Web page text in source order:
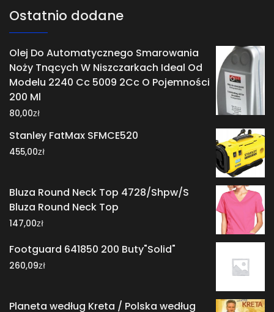
Ostatnio dodane
Olej Do Automatycznego Smarowania
Noży Tnących W Niszczarkach Ideal Od
Modelu 2240 Cc 5009 2Cc O Pojemności
200 Ml
80,00zł
Stanley FatMax SFMCE520
455,00zł
Bluza Round Neck Top 4728/Shpw/S
Bluza Round Neck Top
147,00zł
Footguard 641850 200 Buty"Solid"
260,09zł
Planeta według Kreta / Polska według